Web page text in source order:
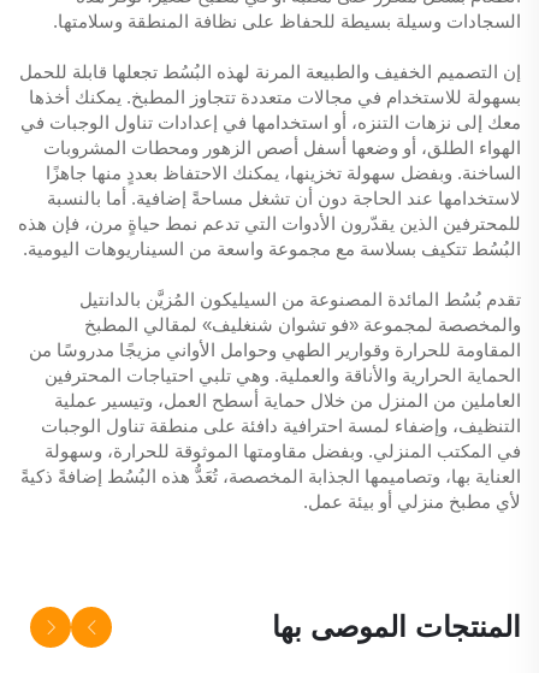
السجادات وسيلة بسيطة للحفاظ على نظافة المنطقة وسلامتها.
إن التصميم الخفيف والطبيعة المرنة لهذه البُسُط تجعلها قابلة للحمل
بسهولة للاستخدام في مجالات متعددة تتجاوز المطبخ. يمكنك أخذها
معك إلى نزهات التنزه، أو استخدامها في إعدادات تناول الوجبات في
الهواء الطلق، أو وضعها أسفل أصص الزهور ومحطات المشروبات
الساخنة. وبفضل سهولة تخزينها، يمكنك الاحتفاظ بعددٍ منها جاهزًا
لاستخدامها عند الحاجة دون أن تشغل مساحةً إضافية. أما بالنسبة
للمحترفين الذين يقدّرون الأدوات التي تدعم نمط حياةٍ مرن، فإن هذه
البُسُط تتكيف بسلاسة مع مجموعة واسعة من السيناريوهات اليومية.
تقدم بُسُط المائدة المصنوعة من السيليكون المُزيَّن بالدانتيل
والمخصصة لمجموعة «فو تشوان شنغليف» لمقالي المطبخ
المقاومة للحرارة وقوارير الطهي وحوامل الأواني مزيجًا مدروسًا من
الحماية الحرارية والأناقة والعملية. وهي تلبي احتياجات المحترفين
العاملين من المنزل من خلال حماية أسطح العمل، وتيسير عملية
التنظيف، وإضفاء لمسة احترافية دافئة على منطقة تناول الوجبات
في المكتب المنزلي. وبفضل مقاومتها الموثوقة للحرارة، وسهولة
العناية بها، وتصاميمها الجذابة المخصصة، تُعَدُّ هذه البُسُط إضافةً ذكيةً
لأي مطبخ منزلي أو بيئة عمل.
المنتجات الموصى بها